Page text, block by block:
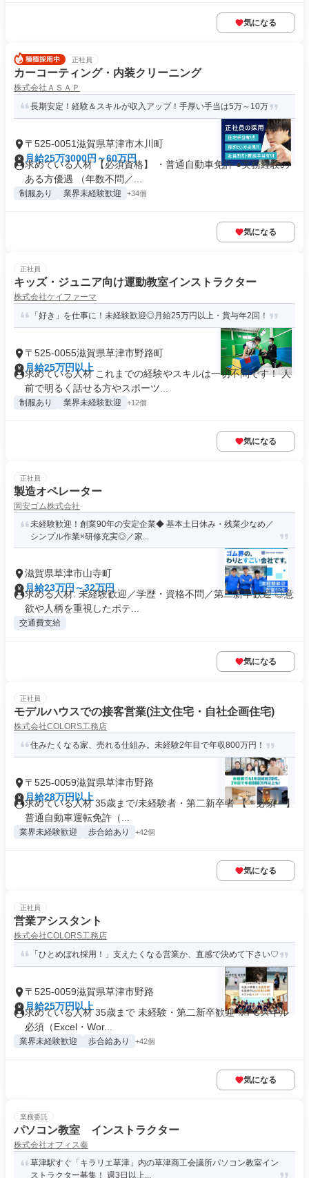
気になる
正社員
カーコーティング・内装クリーニング
株式会社ＡＳＡＰ
長期安定！経験＆スキルが収入アップ！手厚い手当は5万～10万
〒525-0051滋賀県草津市木川町
月給25万3000円～60万円
求めている人材 【必須資格】 ・普通自動車免許 ●実務経験の
ある方優遇 （年数不問／...
制服あり 業界未経験歓迎 +34個
気になる
正社員
キッズ・ジュニア向け運動教室インストラクター
株式会社ケイファーマ
「好き」を仕事に！未経験歓迎◎月給25万円以上・賞与年2回！
〒525-0055滋賀県草津市野路町
月給25万円以上
求めている人材 これまでの経験やスキルは一切不問です！ 人
前で明るく話せる方やスポーツ...
制服あり 業界未経験歓迎 +12個
気になる
正社員
製造オペレーター
岡安ゴム株式会社
未経験歓迎！創業90年の安定企業◆ 基本土日休み・残業少なめ／
シンプル作業×研修充実◎／家...
滋賀県草津市山寺町
月給23万円～32万円
求める人材: 未経験歓迎／学歴・資格不問／第二新卒歓迎 ◎意
欲や人柄を重視したポテ...
交通費支給
気になる
正社員
モデルハウスでの接客営業(注文住宅・自社企画住宅)
株式会社COLORS工務店
住みたくなる家、売れる仕組み。未経験2年目で年収800万円！
〒525-0059滋賀県草津市野路
月給28万円以上
求めている人材 35歳まで/未経験者・第二新卒者 【＊必須＊】
普通自動車運転免許（...
業界未経験歓迎 歩合給あり +42個
気になる
正社員
営業アシスタント
株式会社COLORS工務店
「ひとめぼれ採用！」支えたくなる営業か、直感で決めて下さい♡
〒525-0059滋賀県草津市野路
月給25万円以上
求めている人材 35歳まで 未経験・第二新卒歓迎 ※PCスキル
必須（Excel・Wor...
業界未経験歓迎 歩合給あり +42個
気になる
業務委託
パソコン教室 インストラクター
株式会社オフィス奏
草津駅すぐ「キラリエ草津」内の草津商工会議所パソコン教室イン
ストラクター募集！ 週3日以上...